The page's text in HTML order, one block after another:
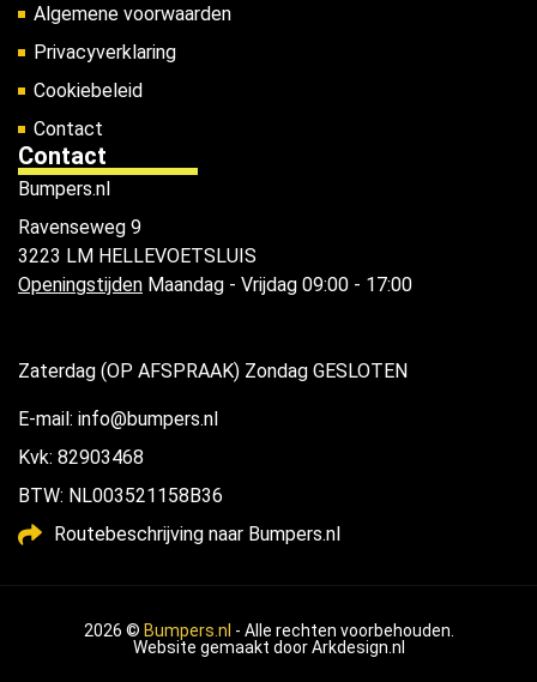
Algemene voorwaarden
Privacyverklaring
Cookiebeleid
Contact
Contact
Bumpers.nl
Ravenseweg 9
3223 LM HELLEVOETSLUIS
Openingstijden Maandag - Vrijdag 09:00 - 17:00
Zaterdag (OP AFSPRAAK) Zondag GESLOTEN
E-mail: info@bumpers.nl
Kvk: 82903468
BTW: NL003521158B36
Routebeschrijving naar Bumpers.nl
2026 © Bumpers.nl - Alle rechten voorbehouden.
Website gemaakt doorArkdesign.nl